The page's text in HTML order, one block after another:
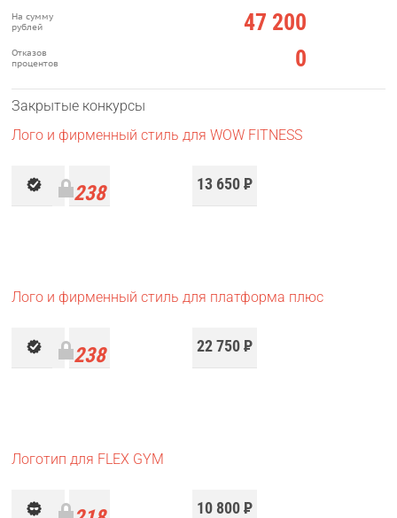
На сумму 47 200
рублей
Отказов 0
процентов
Закрытые конкурсы
13 650Р
Лого и фирменный стиль для WOW FITNESS
238
22 750Р
Лого и фирменный стиль для платформа плюс
238
10 800Р
Логотип для FLEX GYM